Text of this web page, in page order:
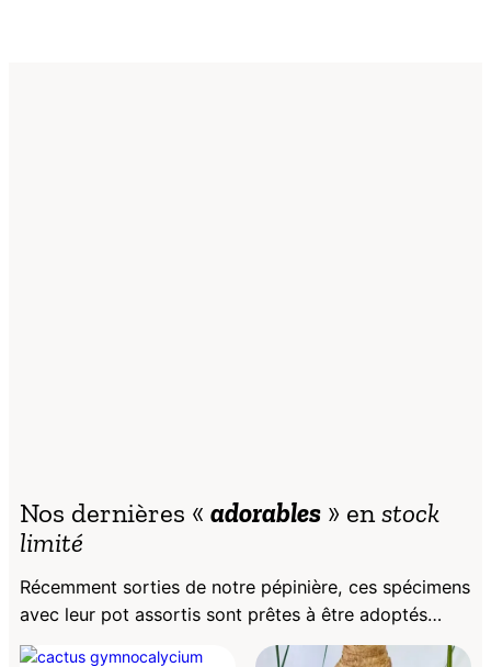
Nos dernières « adorables » en stock
limité
Récemment sorties de notre pépinière, ces spécimens
avec leur pot assortis sont prêtes à être adoptés…